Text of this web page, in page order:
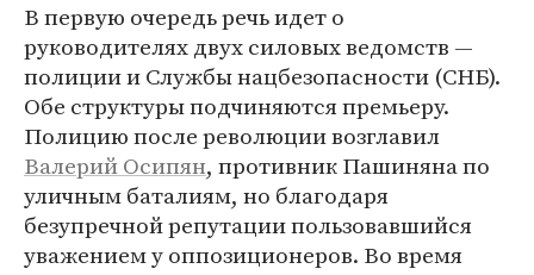
В первую очередь речь идет о
руководителях двух силовых ведомств —
полиции и Службы нацбезопасности (СНБ).
Обе структуры подчиняются премьеру.
Полицию после революции возглавил
Валерий Осипян, противник Пашиняна по
уличным баталиям, но благодаря
безупречной репутации пользовавшийся
уважением у оппозиционеров. Во время